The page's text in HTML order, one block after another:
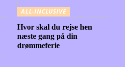
ALL-INCLUSIVE
Hvor skal du rejse hen
næste gang på din
drømmeferie